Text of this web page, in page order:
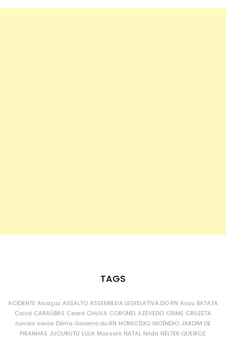
TAGS
ACIDENTE Alcaçuz ASSALTO ASSEMBLEIA LEGISLATIVA DO RN Assu BATATA
Caicó CARAÚBAS Ceará CHUVA CORONEL AZEVEDO CRIME CRUZETA
currais novos Dilma Governo do RN HOMICÍDIO INCÊNDIO JARDIM DE
PIRANHAS JUCURUTU LULA Mossoró NATAL Nilda NÉLTER QUEIROZ